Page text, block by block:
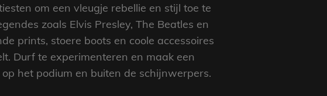
om een vleugje rebellie en stijl toe te
zoals Elvis Presley, The Beatles en
prints, stoere boots en coole accessoires
Durf te experimenteren en maak een
het podium en buiten de schijnwerpers.